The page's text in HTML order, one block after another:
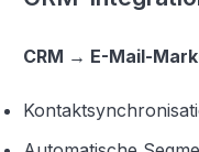
CRM → E-Mail-